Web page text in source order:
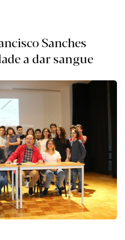
Sanches
a dar sangue